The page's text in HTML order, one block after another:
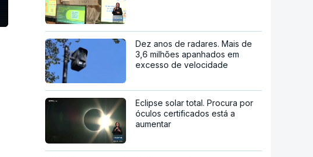
Dez anos de radares. Mais de
3,6 milhões apanhados em
excesso de velocidade
Eclipse solar total. Procura por
óculos certificados está a
aumentar